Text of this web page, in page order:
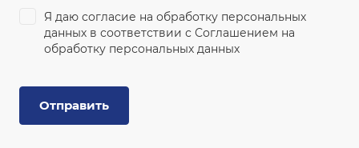
Я даю согласие на обработку персональных
данных в соответствии с Соглашением на
обработку персональных данных
Отправить